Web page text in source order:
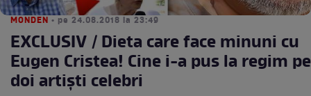
MONDEN • pe 24.08.2018 la 23:49
EXCLUSIV / Dieta care face minuni cu
Eugen Cristea! Cine i-a pus la regim pe
doi artişti celebri